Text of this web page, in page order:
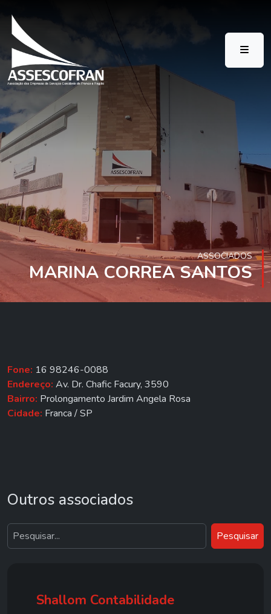
ASSOCIADOS
MARINA CORREA SANTOS
Fone: 16 98246-0088
Endereço: Av. Dr. Chafic Facury, 3590
Bairro: Prolongamento Jardim Angela Rosa
Cidade: Franca / SP
Outros associados
Pesquisar
Shallom Contabilidade